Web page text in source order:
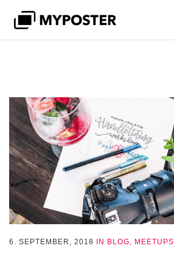
6. SEPTEMBER, 2018 IN BLOG, MEETUPS